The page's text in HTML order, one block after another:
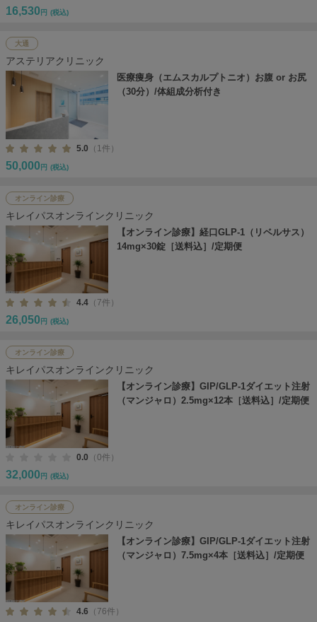
16,530 円 (税込)
大通
アステリアクリニック
医療痩身（エムスカルプトニオ）お腹 or お尻
（30分）/体組成分析付き
5.0 （1件）
50,000 円 (税込)
オンライン診療
キレイパスオンラインクリニック
【オンライン診療】経口GLP-1（リベルサス）
14mg×30錠［送料込］/定期便
4.4 （7件）
26,050 円 (税込)
オンライン診療
キレイパスオンラインクリニック
【オンライン診療】GIP/GLP-1ダイエット注射
（マンジャロ）2.5mg×12本［送料込］/定期便
0.0 （0件）
32,000 円 (税込)
オンライン診療
キレイパスオンラインクリニック
【オンライン診療】GIP/GLP-1ダイエット注射
（マンジャロ）7.5mg×4本［送料込］/定期便
4.6 （76件）